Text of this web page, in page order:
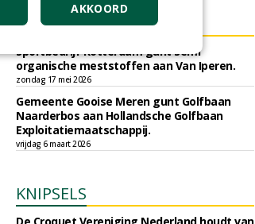
TENDERS
Sportbedrijf Rotterdam gunt semi
organische meststoffen aan Van Iperen.
zondag 17 mei 2026
Gemeente Gooise Meren gunt Golfbaan
Naarderbos aan Hollandsche Golfbaan
Exploitatiemaatschappij.
vrijdag 6 maart 2026
KNIPSELS
AKKOORD